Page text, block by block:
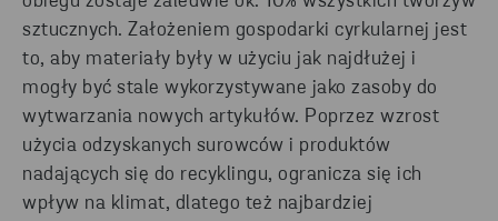
sztucznych. Założeniem gospodarki cyrkularnej jest
to, aby materiały były w użyciu jak najdłużej i
mogły być stale wykorzystywane jako zasoby do
wytwarzania nowych artykułów. Poprzez wzrost
użycia odzyskanych surowców i produktów
nadających się do recyklingu, ogranicza się ich
wpływ na klimat, dlatego też najbardziej